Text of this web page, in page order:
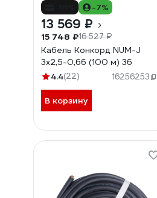
-7%
13 569 ₽
15 748 ₽16 527 ₽
Кабель Конкорд NUM-J
3х2,5-0,66 (100 м) 36
4.4(22) 16256253
В корзину